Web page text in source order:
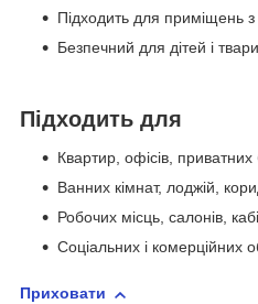
Підходить для приміщень
Безпечний для дітей і
Підходить для
Квартир, офісів, приватних
Ванних кімнат, лоджій,
Робочих місць, салонів,
Соціальних і комерційних
Приховати